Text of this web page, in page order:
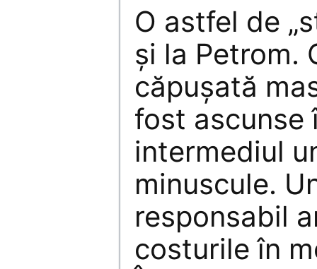
O astfel de
şi la Petrom.
căpuşată
fost ascunse
intermediul
minuscule.
responsabil
costurile în